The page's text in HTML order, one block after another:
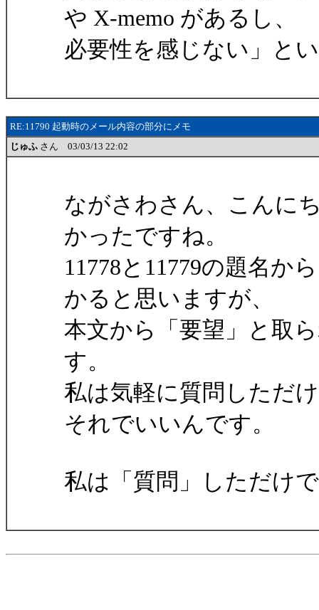
や X-memo があるし、
必要性を感じない」と
RE:11790 起動時のメール内容の部分にメモ
じゅふ さん 03/03/13 22:02
ながさわさん、こんに
かったですね。
11778と11779の題名か
かると思いますが、
本文から「要望」と取
す。
私は気軽に質問しただ
それでいいんです。
私は「質問」しただけ